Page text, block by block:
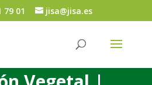
79 01 jisa@jisa.es